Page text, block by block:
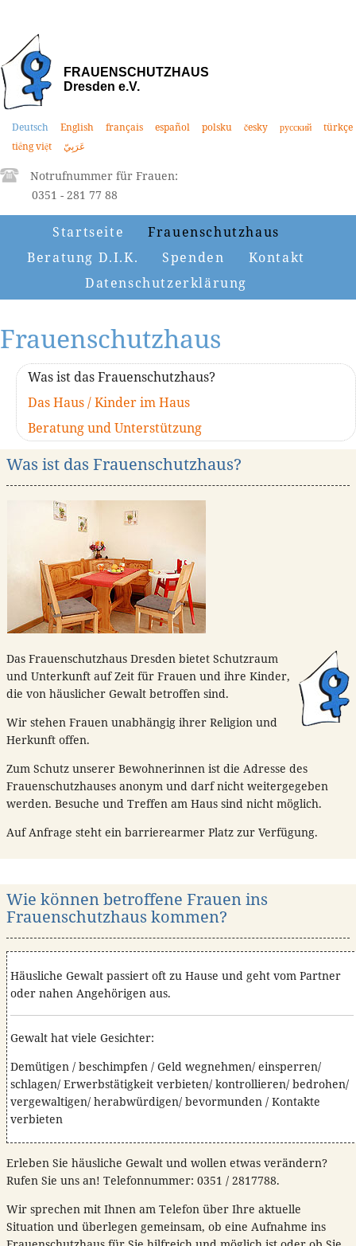
FRAUENSCHUTZHAUS
Dresden e.V.
Deutsch English français español polsku česky русский
türkçe
tiếng việt
عَرَبِيّ
Notrufnummer für Frauen:
0351 - 281 77 88
Startseite
Frauenschutzhaus
Beratung D.I.K.
Spenden
Kontakt
Datenschutzerklärung
Frauenschutzhaus
Was ist das Frauenschutzhaus?
Das Haus / Kinder im Haus
Beratung und Unterstützung
Was ist das Frauenschutzhaus?
Das Frauenschutzhaus Dresden bietet Schutzraum
und Unterkunft auf Zeit für Frauen und ihre Kinder,
die von häuslicher Gewalt betroffen sind.
Wir stehen Frauen unabhängig ihrer Religion und
Herkunft offen.
Zum Schutz unserer Bewohnerinnen ist die Adresse des
Frauenschutzhauses anonym und darf nicht weitergegeben
werden. Besuche und Treffen am Haus sind nicht möglich.
Auf Anfrage steht ein barrierearmer Platz zur Verfügung.
Wie können betroffene Frauen ins
Frauenschutzhaus kommen?
Häusliche Gewalt passiert oft zu Hause und geht vom Partner
oder nahen Angehörigen aus.
Gewalt hat viele Gesichter:
Demütigen / beschimpfen / Geld wegnehmen/ einsperren/
schlagen/ Erwerbstätigkeit verbieten/ kontrollieren/ bedrohen/
vergewaltigen/ herabwürdigen/ bevormunden / Kontakte
verbieten
Erleben Sie häusliche Gewalt und wollen etwas verändern?
Rufen Sie uns an! Telefonnummer: 0351 / 2817788.
Wir sprechen mit Ihnen am Telefon über Ihre aktuelle
Situation und überlegen gemeinsam, ob eine Aufnahme ins